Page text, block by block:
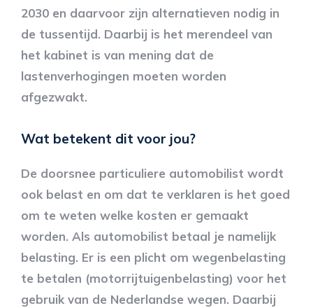
2030 en daarvoor zijn alternatieven nodig in
de tussentijd. Daarbij is het merendeel van
het kabinet is van mening dat de
lastenverhogingen moeten worden
afgezwakt.
Wat betekent dit voor jou?
De doorsnee particuliere automobilist wordt
ook belast en om dat te verklaren is het goed
om te weten welke kosten er gemaakt
worden. Als automobilist betaal je namelijk
belasting. Er is een plicht om wegenbelasting
te betalen (motorrijtuigenbelasting) voor het
gebruik van de Nederlandse wegen. Daarbij